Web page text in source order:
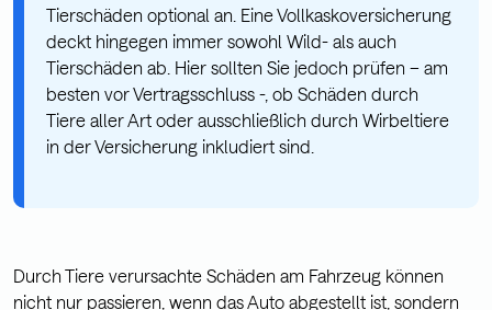
Tierschäden optional an. Eine Vollkaskoversicherung
deckt hingegen immer sowohl Wild- als auch
Tierschäden ab. Hier sollten Sie jedoch prüfen – am
besten vor Vertragsschluss -, ob Schäden durch
Tiere aller Art oder ausschließlich durch Wirbeltiere
in der Versicherung inkludiert sind.
Durch Tiere verursachte Schäden am Fahrzeug können
nicht nur passieren, wenn das Auto abgestellt ist, sondern